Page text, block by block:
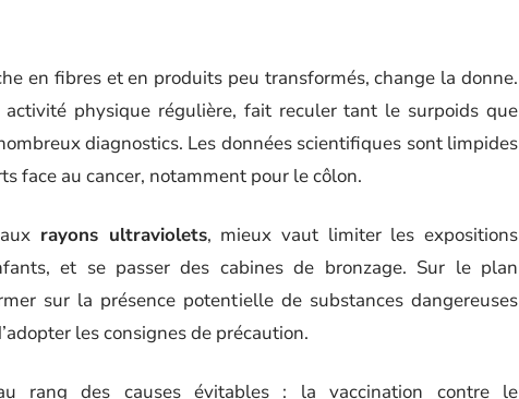
en fibres et en produits peu transformés, change la donne.
activité physique régulière, fait reculer tant le surpoids que
diagnostics. Les données scientifiques sont limpides
face au cancer, notamment pour le côlon.
rayons ultraviolets, mieux vaut limiter les expositions
et se passer des cabines de bronzage. Sur le plan
sur la présence potentielle de substances dangereuses
les consignes de précaution.
rang des causes évitables : la vaccination contre le